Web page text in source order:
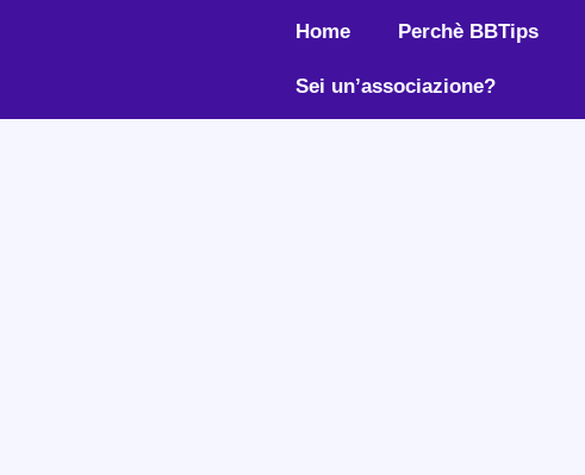
Home Perchè BBTips
Sei un’associazione?